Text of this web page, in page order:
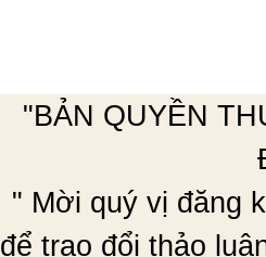
"BẢN QUYỀN
" Mời quý vị đăng
để trao đổi thảo